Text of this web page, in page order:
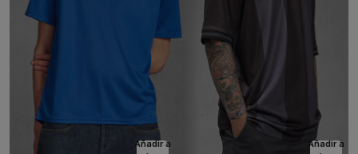
Añadir a
Añadir a